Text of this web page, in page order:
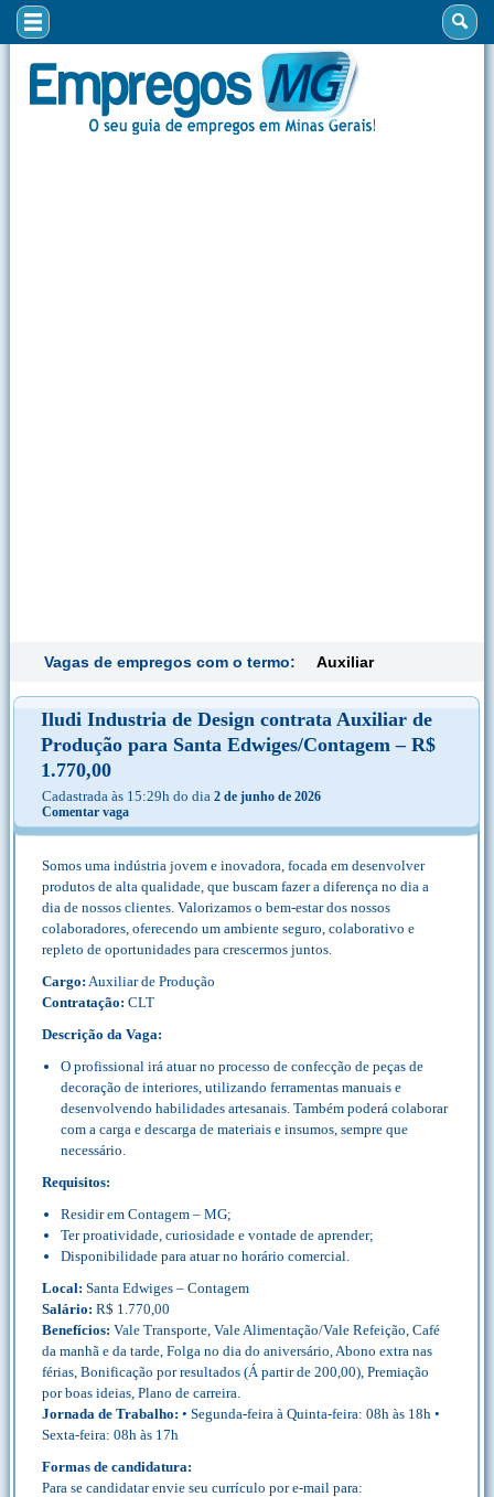
Vagas de empregos com o termo: Auxiliar
Iludi Industria de Design contrata Auxiliar de
Produção para Santa Edwiges/Contagem – R$
1.770,00
Cadastrada às 15:29h do dia 2 de junho de 2026
Comentar vaga
Somos uma indústria jovem e inovadora, focada em desenvolver
produtos de alta qualidade, que buscam fazer a diferença no dia a
dia de nossos clientes. Valorizamos o bem-estar dos nossos
colaboradores, oferecendo um ambiente seguro, colaborativo e
repleto de oportunidades para crescermos juntos.
Cargo: Auxiliar de Produção
Contratação: CLT
Descrição da Vaga:
O profissional irá atuar no processo de confecção de peças de
decoração de interiores, utilizando ferramentas manuais e
desenvolvendo habilidades artesanais. Também poderá colaborar
com a carga e descarga de materiais e insumos, sempre que
necessário.
Requisitos:
Residir em Contagem – MG;
Ter proatividade, curiosidade e vontade de aprender;
Disponibilidade para atuar no horário comercial.
Local: Santa Edwiges – Contagem
Salário: R$ 1.770,00
Benefícios: Vale Transporte, Vale Alimentação/Vale Refeição, Café
da manhã e da tarde, Folga no dia do aniversário, Abono extra nas
férias, Bonificação por resultados (Á partir de 200,00), Premiação
por boas ideias, Plano de carreira.
Jornada de Trabalho: • Segunda-feira à Quinta-feira: 08h às 18h •
Sexta-feira: 08h às 17h
Formas de candidatura:
Para se candidatar envie seu currículo por e-mail para: